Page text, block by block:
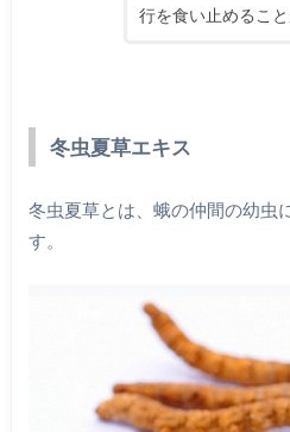
行を食い止めること
冬虫夏草エキス
冬虫夏草とは、蛾の仲間の幼虫
す。